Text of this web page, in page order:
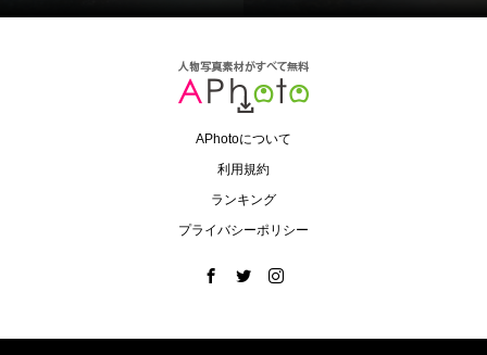
APhotoについて
利用規約
ランキング
プライバシーポリシー